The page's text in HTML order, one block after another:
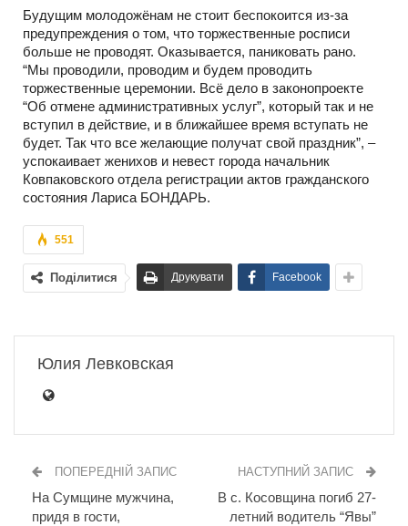
Будущим молодожёнам не стоит беспокоится из-за
предупреждения о том, что торжественные росписи
больше не проводят. Оказывается, паниковать рано.
“Мы проводили, проводим и будем проводить
торжественные церемонии. Всё дело в законопроекте
“Об отмене административных услуг”, который так и не
вступил в действие, и в ближайшее время вступать не
будет. Так что все желающие получат свой праздник”, –
успокаивает женихов и невест города начальник
Ковпаковского отдела регистрации актов гражданского
состояния Лариса БОНДАРЬ.
551
Поділитися Друкувати Facebook
Юлия Левковская
ПОПЕРЕДНІЙ ЗАПИС
На Сумщине мужчина,
придя в гости,
НАСТУПНИЙ ЗАПИС
В с. Косовщина погиб 27-
летний водитель “Явы”